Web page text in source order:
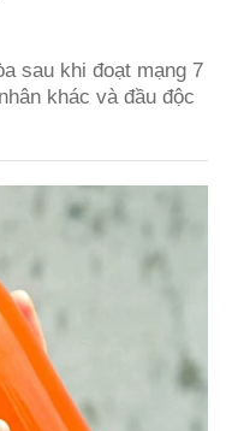
sau khi đoạt mạng 7
khác và đầu độc